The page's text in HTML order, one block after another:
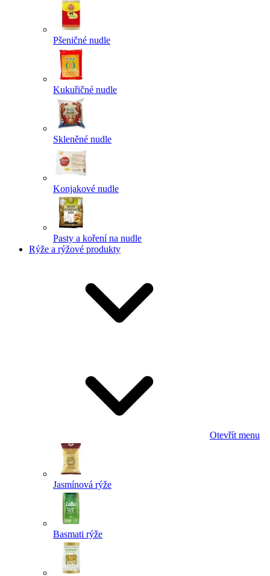
Pšeničné nudle
Kukuřičné nudle
Skleněné nudle
Konjakové nudle
Pasty a koření na nudle
Rýže a rýžové produkty
Otevřít menu
Jasmínová rýže
Basmati rýže